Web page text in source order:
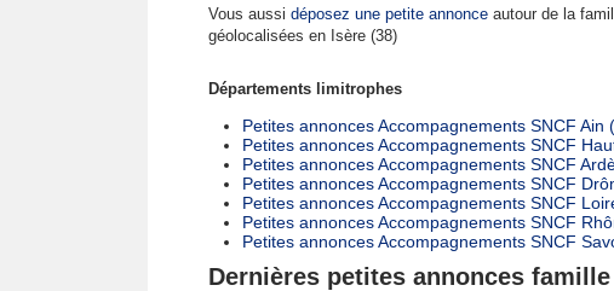
Vous aussi déposez une petite annonce autour de la
géolocalisées en Isère (38)
Départements limitrophes
Petites annonces Accompagnements SNCF Ain
Petites annonces Accompagnements SNCF
Petites annonces Accompagnements SNCF
Petites annonces Accompagnements SNCF
Petites annonces Accompagnements SNCF
Petites annonces Accompagnements SNCF
Petites annonces Accompagnements SNCF
Dernières petites annonces famille